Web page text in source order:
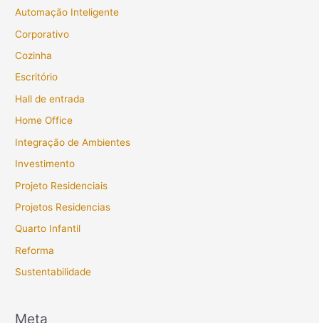
Automação Inteligente
Corporativo
Cozinha
Escritório
Hall de entrada
Home Office
Integração de Ambientes
Investimento
Projeto Residenciais
Projetos Residencias
Quarto Infantil
Reforma
Sustentabilidade
Meta